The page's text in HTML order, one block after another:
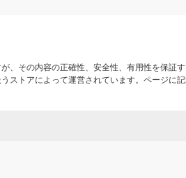
、その内容の正確性、安全性、有用性を保証す
ストアによって運営されています。ページに